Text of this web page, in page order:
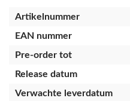
Artikelnummer
EAN nummer
Pre-order tot
Release datum
Verwachte leverdatum